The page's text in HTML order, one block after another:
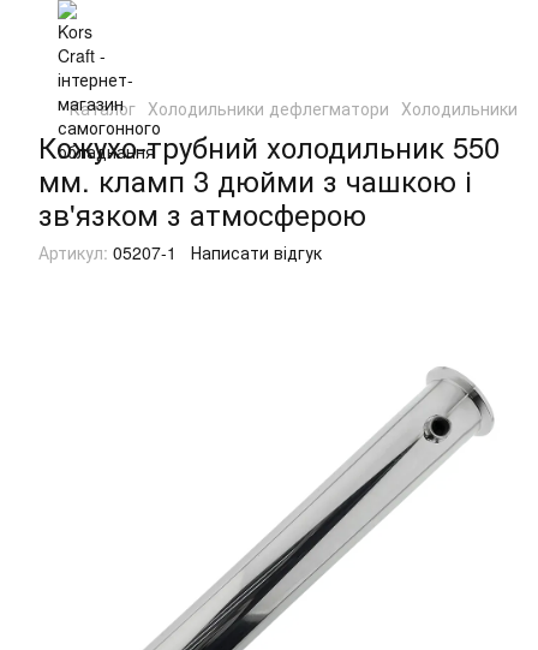
Каталог Холодильники дефлегматори Холодильники
Кожухо-трубний холодильник 550
мм. кламп 3 дюйми з чашкою і
зв'язком з атмосферою
Артикул: 05207-1 Написати відгук